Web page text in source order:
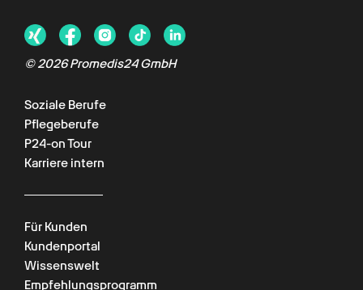
© 2026 Promedis24 GmbH
Soziale Berufe
Pflegeberufe
P24-on Tour
Karriere intern
Für Kunden
Kundenportal
Wissenswelt
Empfehlungsprogramm